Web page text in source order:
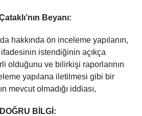
Beyanı:
hakkında ön inceleme yapılanın,
istendiğinin açıkça
olduğunu ve bilirkişi raporlarının
yapılana iletilmesi gibi bir
mevcut olmadığı iddiası,
DOĞRU BİLGİ: